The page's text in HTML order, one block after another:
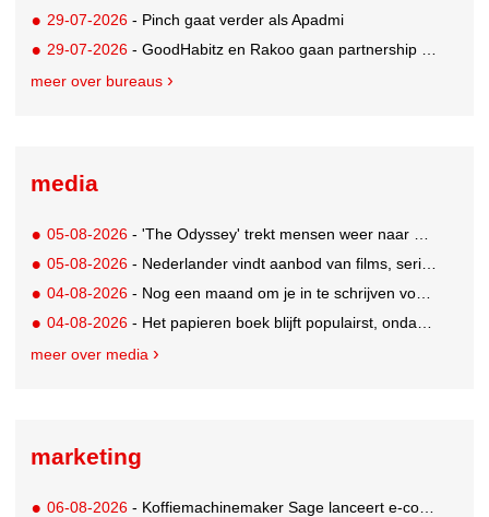
29-07-2026 - Pinch gaat verder als Apadmi
29-07-2026 - GoodHabitz en Rakoo gaan partnership aan voor geïntegreerde talentontwikkeling
meer over bureaus
media
05-08-2026 - 'The Odyssey' trekt mensen weer naar de bioscoop
05-08-2026 - Nederlander vindt aanbod van films, series en sport vaak versnipperd
04-08-2026 - Nog een maand om je in te schrijven voor de Mercurs 2026
04-08-2026 - Het papieren boek blijft populairst, ondanks digitale alternatieven
meer over media
marketing
06-08-2026 - Koffiemachinemaker Sage lanceert e-commerceplatform voor koffieliefhebbers